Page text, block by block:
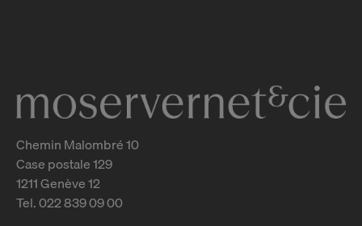
Chemin Malombré 10
Case postale 129
1211 Genève 12
Tel. 022 839 09 00